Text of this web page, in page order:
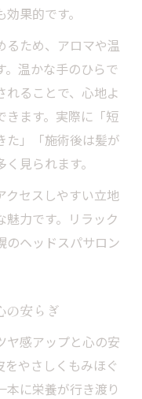
果的です。
るため、アロマや温
温かな手のひらで
れることで、心地よ
きます。実際に「短
た」「施術後は髪が
見られます。
クセスしやすい立地
力です。リラック
のヘッドスパサロン
の安らぎ
ヤ感アップと心の安
やさしくもみほぐ
に栄養が行き渡り